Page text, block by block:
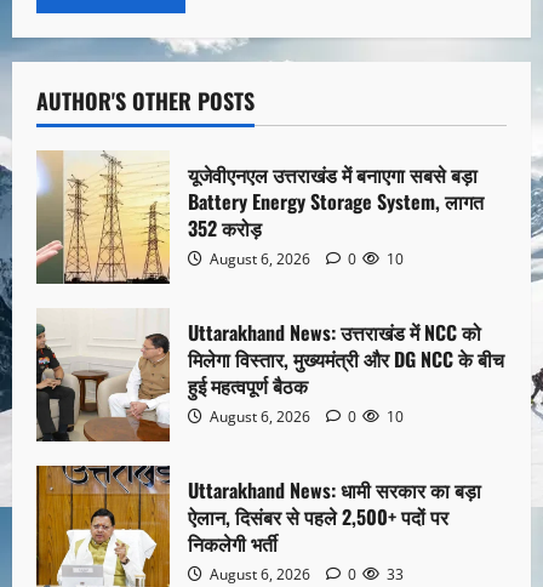
AUTHOR'S OTHER POSTS
यूजेवीएनएल उत्तराखंड में बनाएगा सबसे बड़ा
Battery Energy Storage System, लागत
352 करोड़
August 6, 2026 0 10
Uttarakhand News: उत्तराखंड में NCC को
मिलेगा विस्तार, मुख्यमंत्री और DG NCC के बीच
हुई महत्वपूर्ण बैठक
August 6, 2026 0 10
Uttarakhand News: धामी सरकार का बड़ा
ऐलान, दिसंबर से पहले 2,500+ पदों पर
निकलेगी भर्ती
August 6, 2026 0 33